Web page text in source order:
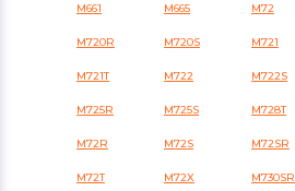
M661 M665 M72
M720R M720S M721
M721T M722 M722S
M725R M725S M728T
M72R M72S M72SR
M72T M72X M730SR